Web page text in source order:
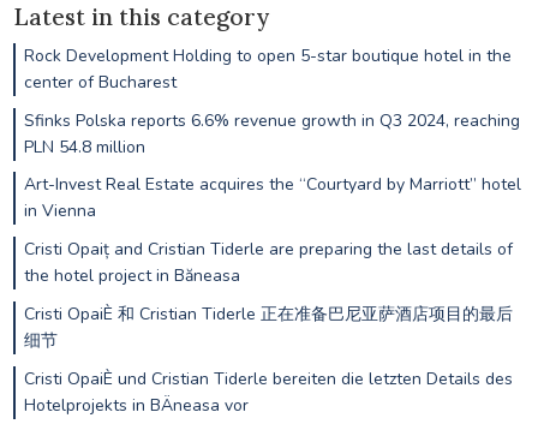
Latest in this category
Rock Development Holding to open 5-star boutique hotel in the
center of Bucharest
Sfinks Polska reports 6.6% revenue growth in Q3 2024, reaching
PLN 54.8 million
Art-Invest Real Estate acquires the “Courtyard by Marriott” hotel
in Vienna
Cristi Opaiț and Cristian Tiderle are preparing the last details of
the hotel project in Băneasa
Cristi OpaiÈ 和 Cristian Tiderle 正在准备巴尼亚萨酒店项目的最后
细节
Cristi OpaiÈ und Cristian Tiderle bereiten die letzten Details des
Hotelprojekts in BÄneasa vor